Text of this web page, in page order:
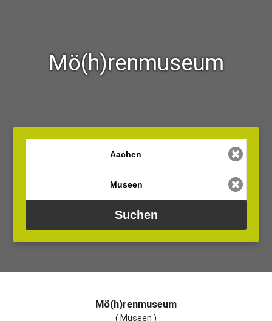
Mö(h)renmuseum
Mö(h)renmuseum
( Museen )